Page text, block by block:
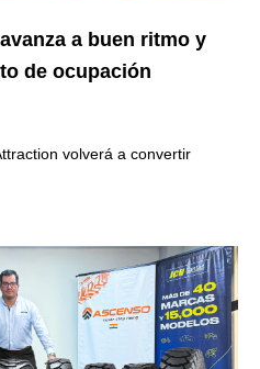
a buen ritmo y
de ocupación
volverá a convertir